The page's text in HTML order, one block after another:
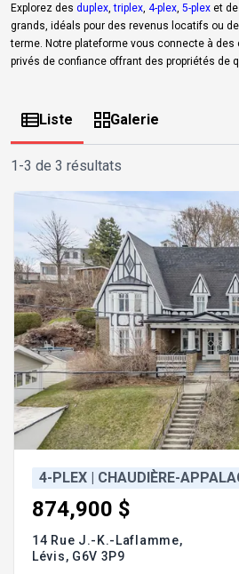
Explorez des duplex ,triplex 4-plex 5-plex et
grands, idéals pour des revenus locatifs ou
terme. Notre plateforme vous connecte à
privés de confiance offrant des propriétés de
Liste Galerie
1-3 de 3 résultats
4-PLEX | CHAUDIÈRE-
874,900 $
14 Rue J.-K.-Laflamme,
Lévis, G6V 3P9